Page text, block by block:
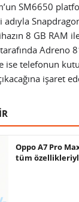
SM6650
8 GB RAM
Adreno
ise telefonun
işaret
Oppo A7 Pro
tüm